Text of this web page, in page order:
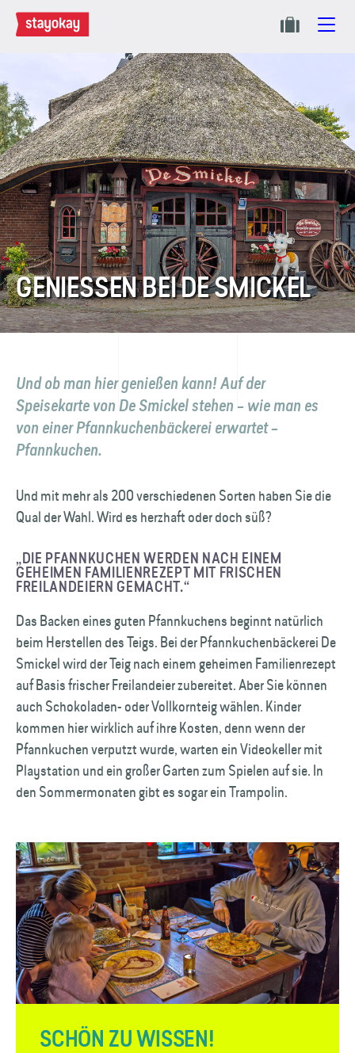
GENIESSEN BEI DE SMICKEL
Und ob man hier genießen kann! Auf der
Speisekarte von De Smickel stehen – wie man es
von einer Pfannkuchenbäckerei erwartet –
Pfannkuchen.
Und mit mehr als 200 verschiedenen Sorten haben Sie die
Qual der Wahl. Wird es herzhaft oder doch süß?
„DIE PFANNKUCHEN WERDEN NACH EINEM
GEHEIMEN FAMILIENREZEPT MIT FRISCHEN
FREILANDEIERN GEMACHT.“
Das Backen eines guten Pfannkuchens beginnt natürlich
beim Herstellen des Teigs. Bei der Pfannkuchenbäckerei De
Smickel wird der Teig nach einem geheimen Familienrezept
auf Basis frischer Freilandeier zubereitet. Aber Sie können
auch Schokoladen- oder Vollkornteig wählen. Kinder
kommen hier wirklich auf ihre Kosten, denn wenn der
Pfannkuchen verputzt wurde, warten ein Videokeller mit
Playstation und ein großer Garten zum Spielen auf sie. In
den Sommermonaten gibt es sogar ein Trampolin.
SCHÖN ZU WISSEN!